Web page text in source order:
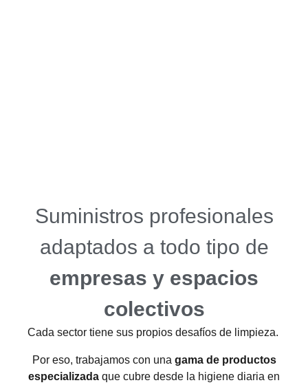
Suministros profesionales
adaptados a todo tipo de
empresas y espacios
colectivos
Cada sector tiene sus propios desafíos de limpieza.
Por eso, trabajamos con una gama de productos
especializada que cubre desde la higiene diaria en